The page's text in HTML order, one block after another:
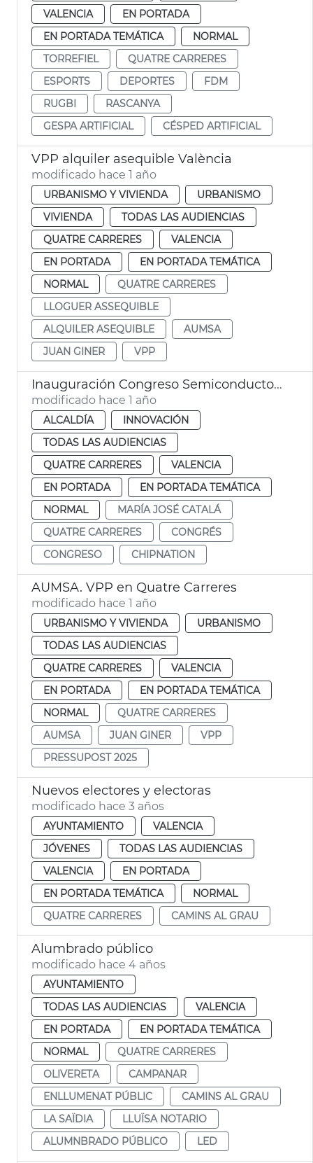
VALENCIA
EN PORTADA
EN PORTADA TEMÁTICA
NORMAL
TORREFIEL
QUATRE CARRERES
ESPORTS
DEPORTES
FDM
RUGBI
RASCANYA
GESPA ARTIFICIAL
CÉSPED ARTIFICIAL
VPP alquiler asequible València
modificado hace 1 año
URBANISMO Y VIVIENDA
URBANISMO
VIVIENDA
TODAS LAS AUDIENCIAS
QUATRE CARRERES
VALENCIA
EN PORTADA
EN PORTADA TEMÁTICA
NORMAL
QUATRE CARRERES
LLOGUER ASSEQUIBLE
ALQUILER ASEQUIBLE
AUMSA
JUAN GINER
VPP
Inauguración Congreso Semiconductores CHIPNATION
modificado hace 1 año
ALCALDÍA
INNOVACIÓN
TODAS LAS AUDIENCIAS
QUATRE CARRERES
VALENCIA
EN PORTADA
EN PORTADA TEMÁTICA
NORMAL
MARÍA JOSÉ CATALÁ
QUATRE CARRERES
CONGRÉS
CONGRESO
CHIPNATION
AUMSA. VPP en Quatre Carreres
modificado hace 1 año
URBANISMO Y VIVIENDA
URBANISMO
TODAS LAS AUDIENCIAS
QUATRE CARRERES
VALENCIA
EN PORTADA
EN PORTADA TEMÁTICA
NORMAL
QUATRE CARRERES
AUMSA
JUAN GINER
VPP
PRESSUPOST 2025
Nuevos electores y electoras
modificado hace 3 años
AYUNTAMIENTO
VALENCIA
JÓVENES
TODAS LAS AUDIENCIAS
VALENCIA
EN PORTADA
EN PORTADA TEMÁTICA
NORMAL
QUATRE CARRERES
CAMINS AL GRAU
Alumbrado público
modificado hace 4 años
AYUNTAMIENTO
TODAS LAS AUDIENCIAS
VALENCIA
EN PORTADA
EN PORTADA TEMÁTICA
NORMAL
QUATRE CARRERES
OLIVERETA
CAMPANAR
ENLLUMENAT PÚBLIC
CAMINS AL GRAU
LA SAÏDIA
LLUÏSA NOTARIO
ALUMNBRADO PÚBLICO
LED